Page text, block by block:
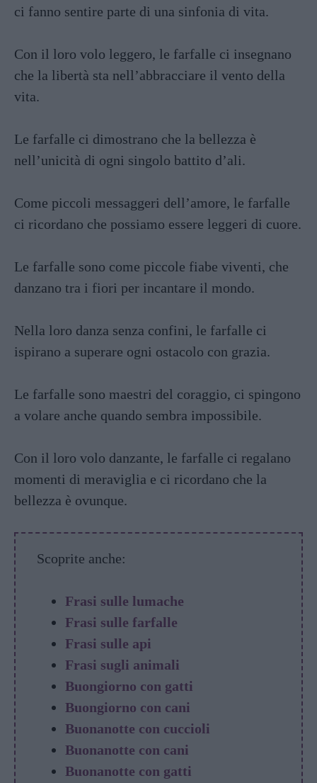
ci fanno sentire parte di una sinfonia di vita.
Con il loro volo leggero, le farfalle ci insegnano
che la libertà sta nell’abbracciare il vento della
vita.
Le farfalle ci dimostrano che la bellezza è
nell’unicità di ogni singolo battito d’ali.
Come piccoli messaggeri dell’amore, le farfalle
ci ricordano che possiamo essere leggeri di cuore.
Le farfalle sono come piccole fiabe viventi, che
danzano tra i fiori per incantare il mondo.
Nella loro danza senza confini, le farfalle ci
ispirano a superare ogni ostacolo con grazia.
Le farfalle sono maestri del coraggio, ci spingono
a volare anche quando sembra impossibile.
Con il loro volo danzante, le farfalle ci regalano
momenti di meraviglia e ci ricordano che la
bellezza è ovunque.
Scoprite anche:
Frasi sulle lumache
Frasi sulle farfalle
Frasi sulle api
Frasi sugli animali
Buongiorno con gatti
Buongiorno con cani
Buonanotte con cuccioli
Buonanotte con cani
Buonanotte con gatti